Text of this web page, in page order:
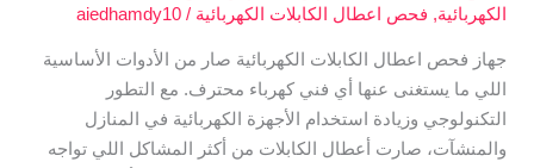
الكهربائية, فحص اعطال الكابلات الكهربائية /
aiedhamdy10
جهاز فحص اعطال الكابلات الكهربائية صار من الأدوات الأساسية
اللي ما يستغنى عنها أي فني كهرباء محترف. مع التطور
التكنولوجي وزيادة استخدام الأجهزة الكهربائية في المنازل
والمنشآت، صارت أعطال الكابلات من أكثر المشاكل اللي تواجه